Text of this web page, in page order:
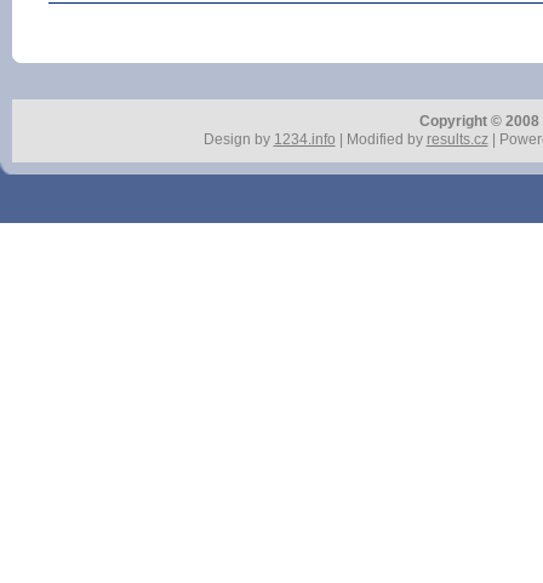
Copyright ©
Design by 1234.info | Modified by results.cz|